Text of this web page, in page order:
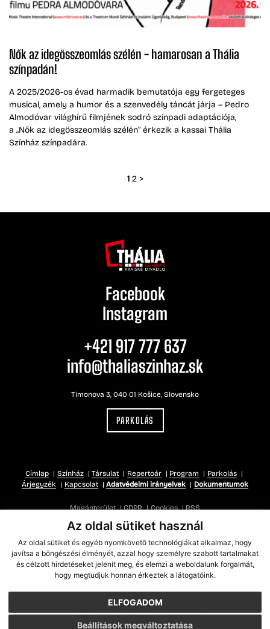
Az oldal sütiket használ
Az oldal sütiket és egyéb nyomkövető technológiákat alkalmaz, hogy
javítsa a böngészési élményét, azzal hogy személyre szabott tartalmakat
és célzott hirdetéseket jelenít meg, és elemzi a weboldalunk forgalmát,
hogy megtudjuk honnan érkeztek a látogatóink.
ELFOGADOM
Beállítások megváltoztatása
Nők az idegösszeomlás szélén - hamarosan a Thália
színpadán!
A 2025/2026-os évad harmadik bemutatója egy fergeteges
musical, amely a humor és a szenvedély táncát járja – Pedro
Almodóvar világhírű filmjének sodró színpadi adaptációja,
a „Nők az idegösszeomlás szélén” érkezik a kassai Thália
Színház színpadára.
1 2 >
Facebook
Instagram
+421 917 777 637
info@thaliaszinhaz.sk
Timonova 3, 040 01 Košice, Slovensko
PARKOLÁS
Címlap Színház Társulat Repertoár Program
Parkolás
Árjegyzék
Kapcsolat Adatvédelmi irányelvek Dokumentumok
Magánterület GDPR Cookies RSS
FENNTARTÓ